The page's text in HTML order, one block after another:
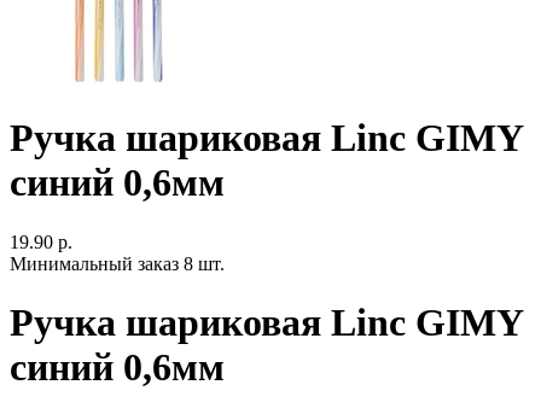
Ручка шариковая Linc GIMY
синий 0,6мм
19.90 р.
Минимальный заказ 8 шт.
Ручка шариковая Linc GIMY
синий 0,6мм